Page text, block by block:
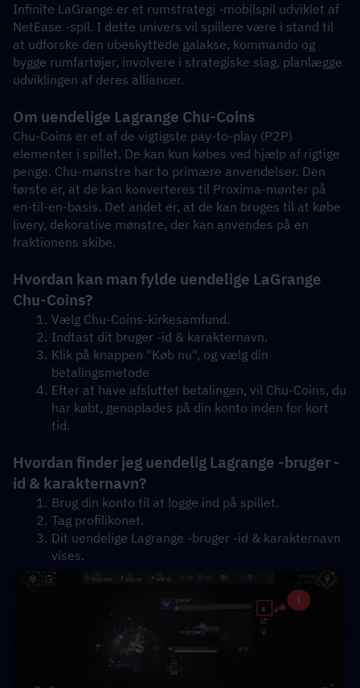
Infinite LaGrange er et rumstrategi -mobilspil udviklet af
NetEase -spil. I dette univers vil spillere være i stand til
at udforske den ubeskyttede galakse, kommando og
bygge rumfartøjer, involvere i strategiske slag, planlægge
udviklingen af ​​deres alliancer.
Om uendelige Lagrange Chu-Coins
Chu-Coins er et af de vigtigste pay-to-play (P2P)
elementer i spillet. De kan kun købes ved hjælp af rigtige
penge. Chu-mønstre har to primære anvendelser. Den
første er, at de kan konverteres til Proxima-mønter på
en-til-en-basis. Det andet er, at de kan bruges til at købe
livery, dekorative mønstre, der kan anvendes på en
fraktionens skibe.
Hvordan kan man fylde uendelige LaGrange
Chu-Coins?
Vælg Chu-Coins-kirkesamfund.
Indtast dit bruger -id & karakternavn.
Klik på knappen "Køb nu", og vælg din
betalingsmetode
Efter at have afsluttet betalingen, vil Chu-Coins, du
har købt, genoplades på din konto inden for kort
tid.
Hvordan finder jeg uendelig Lagrange -bruger -
id & karakternavn?
Brug din konto til at logge ind på spillet.
Tag profilikonet.
Dit uendelige Lagrange -bruger -id & karakternavn
vises.